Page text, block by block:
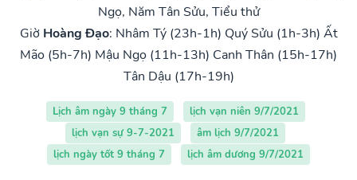
Ngọ, Năm Tân Sửu, Tiểu thử
Giờ Hoàng Đạo: Nhâm Tý (23h-1h) Quý Sửu (1h-3h) Ất
Mão (5h-7h) Mậu Ngọ (11h-13h) Canh Thân (15h-17h)
Tân Dậu (17h-19h)
Lịch âm ngày 9 tháng 7
lịch vạn niên 9/7/2021
lịch vạn sự 9-7-2021
âm lịch 9/7/2021
lịch ngày tốt 9 tháng 7
lịch âm dương 9/7/2021